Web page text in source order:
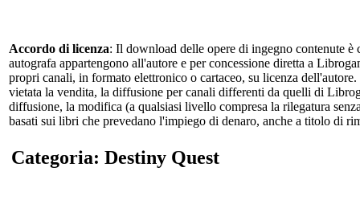
Accordo di licenza: Il download delle opere di ingegno contenute
autografa appartengono all'autore e per concessione diretta a
propri canali, in formato elettronico o cartaceo, su licenza
vietata la vendita, la diffusione per canali differenti da quelli di
diffusione, la modifica (a qualsiasi livello compresa la rilegatura
basati sui libri che prevedano l'impiego di denaro, anche a titolo di
Categoria: Destiny Quest